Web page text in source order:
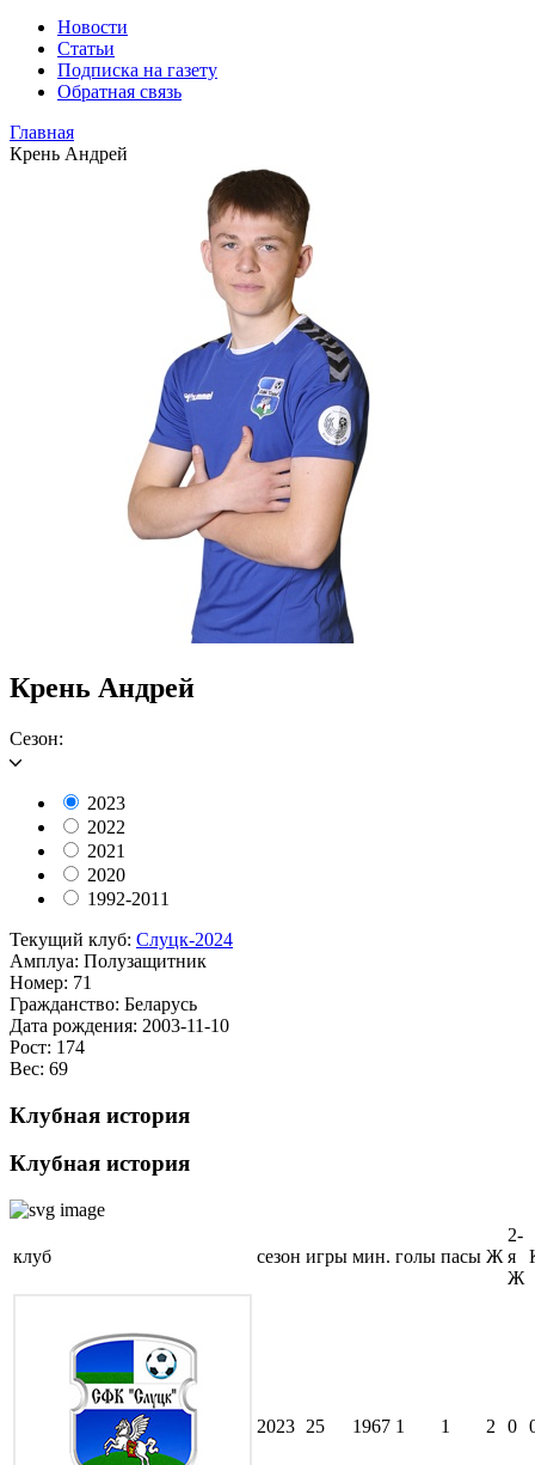
Новости
Статьи
Подписка на газету
Обратная связь
Главная
Крень Андрей
Крень Андрей
Сезон:
2023
2022
2021
2020
1992-2011
Текущий клуб: Слуцк-2024
Амплуа: Полузащитник
Номер: 71
Гражданство: Беларусь
Дата рождения: 2003-11-10
Рост: 174
Вес: 69
Клубная история
Клубная история
клуб сезон игры мин. голы пасы Ж
2-
я
Ж
2023 25 1967 1 1 2 0